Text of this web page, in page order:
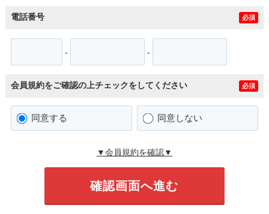
電話番号 必須
- -
会員規約をご確認の上チェックをしてください 必須
同意する 同意しない
▼会員規約を確認▼